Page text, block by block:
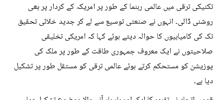
تکنیکی ترقی میں عالمی رہنما کے طور پر امریکہ کے کردار پر بھی
روشنی ڈالی۔ انہوں نے صنعتی توسیع سے لے کر جدید خلائی تحقیق
تک کی کامیابیوں کا حوالہ دیتے ہوئے کہا کہ امریکی تخلیقی
صلاحیتوں نے ایک معروف جمہوری طاقت کے طور پر ملک کی
پوزیشن کو مستحکم کرتے ہوئے عالمی ترقی کو مستقل طور پر تشکیل
دیا ہے۔